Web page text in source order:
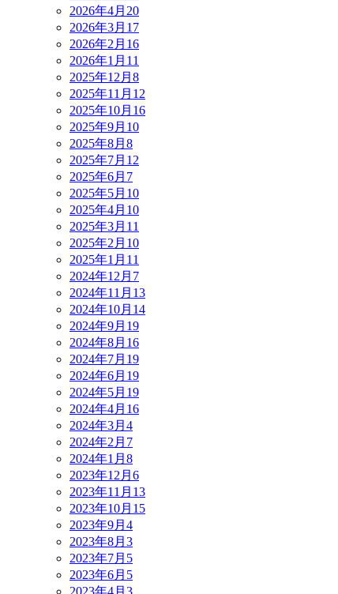
2026年4月 20
2026年3月 17
2026年2月 16
2026年1月 11
2025年12月 8
2025年11月 12
2025年10月 16
2025年9月 10
2025年8月 8
2025年7月 12
2025年6月 7
2025年5月 10
2025年4月 10
2025年3月 11
2025年2月 10
2025年1月 11
2024年12月 7
2024年11月 13
2024年10月 14
2024年9月 19
2024年8月 16
2024年7月 19
2024年6月 19
2024年5月 19
2024年4月 16
2024年3月 4
2024年2月 7
2024年1月 8
2023年12月 6
2023年11月 13
2023年10月 15
2023年9月 4
2023年8月 3
2023年7月 5
2023年6月 5
2023年4月 3